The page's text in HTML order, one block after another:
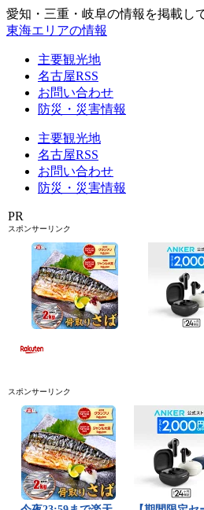
愛知・三重・岐阜の情報を掲載し
東海エリアの情報
主要観光地
名古屋RSS
お問い合わせ
防災・災害情報
主要観光地
名古屋RSS
お問い合わせ
防災・災害情報
PR
スポンサーリンク
スポンサーリンク